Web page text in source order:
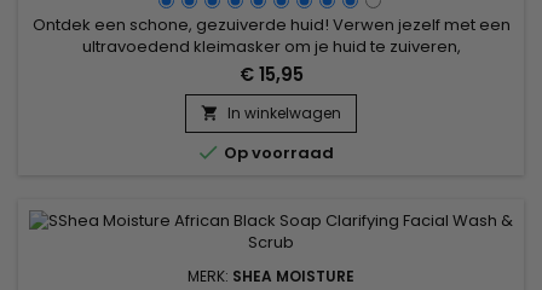
Ontdek een schone, gezuiverde huid! Verwen jezelf met een
ultravoedend kleimasker om je huid te zuiveren,
onzuiverheden te verwijderen en overtollig talg te
absorberen. Het Shea Moisture African Black Soap Clarifying
Mud Mask is een heerlijke mix van Afrikaanse zwarte zeep,
tamarinde-extract, tea tree-olie en fairtrade sheaboter die
je huid vernieuwd en...
€ 15,95
 In winkelwagen
 Op voorraad
MERK: SHEA MOISTURE